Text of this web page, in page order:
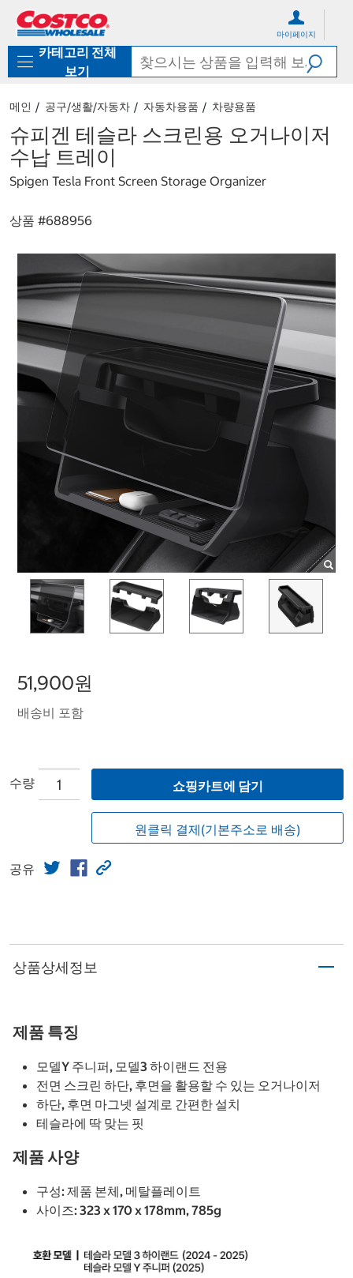
로
기
가
마이페이지
카테고리 전체
보기
메인 공구/생활/자동차 자동차용품 차량용품
슈피겐 테슬라 스크린용 오거나이저
수납 트레이
Spigen Tesla Front Screen Storage Organizer
상품 #688956
51,900원
배송비 포함
수량 쇼핑카트에 담기
원클릭 결제(기본주소로 배송)
공유
상품상세정보
제품 특징
모델Y 주니퍼, 모델3 하이랜드 전용
전면 스크린 하단, 후면을 활용할 수 있는 오거나이저
하단, 후면 마그넷 설계로 간편한 설치
테슬라에 딱 맞는 핏
제품 사양
구성: 제품 본체, 메탈플레이트
사이즈: 323 x 170 x 178mm, 785g